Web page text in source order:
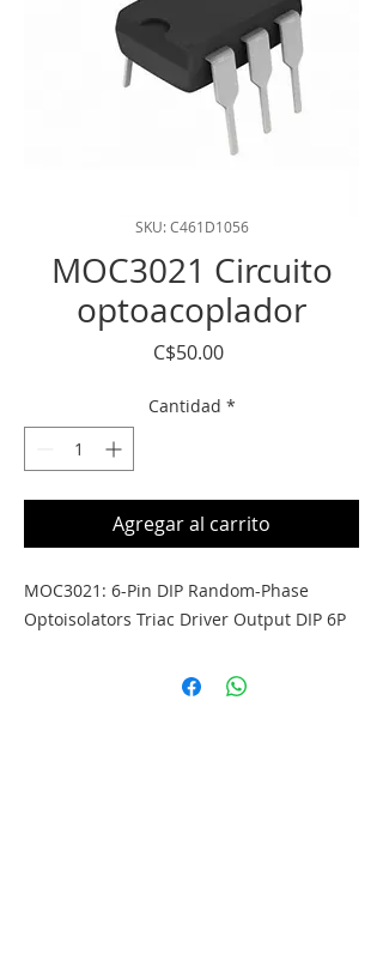
SKU: C461D1056
MOC3021 Circuito
optoacoplador
C$50.00Precio
Cantidad *
Agregar al carrito
MOC3021: 6-Pin DIP Random-Phase
Optoisolators Triac Driver Output DIP 6P